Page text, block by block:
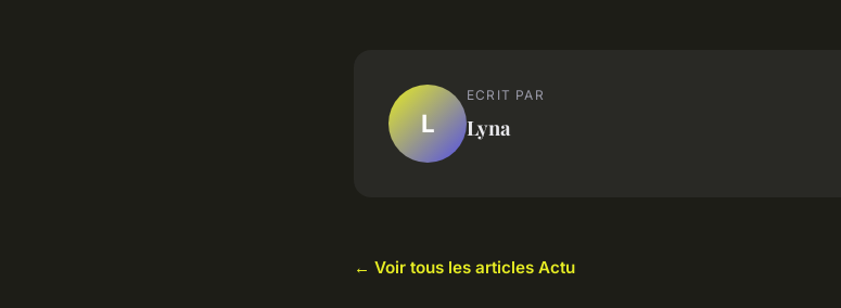
L
ECRIT PAR
Lyna
← Voir tous les articles Actu